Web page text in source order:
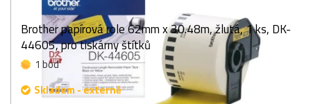
Brother papírová role 62mm x 30.48m, žlutá, 1 ks, DK-
44605, pro tiskárny štítků
1 bod
Skladem - externě